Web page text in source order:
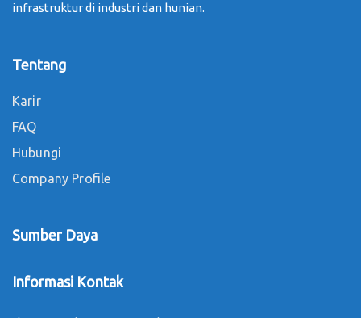
infrastruktur di industri dan hunian.
Tentang
Karir
FAQ
Hubungi
Company Profile
Sumber Daya
Informasi Kontak